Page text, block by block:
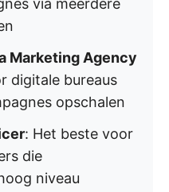
via meerdere
Marketing Agency
digitale bureaus
opschalen
: Het beste voor
die
niveau